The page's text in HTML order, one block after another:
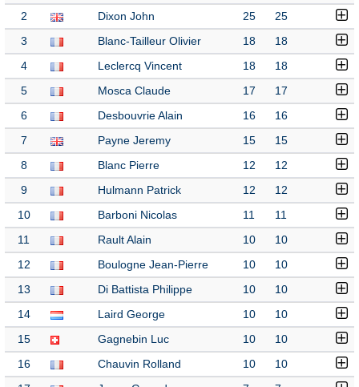
2 Dixon John 25 25
3 Blanc-Tailleur Olivier 18 18
4 Leclercq Vincent 18 18
5 Mosca Claude 17 17
6 Desbouvrie Alain 16 16
7 Payne Jeremy 15 15
8 Blanc Pierre 12 12
9 Hulmann Patrick 12 12
10 Barboni Nicolas 11 11
11 Rault Alain 10 10
12 Boulogne Jean-Pierre 10 10
13 Di Battista Philippe 10 10
14 Laird George 10 10
15 Gagnebin Luc 10 10
16 Chauvin Rolland 10 10